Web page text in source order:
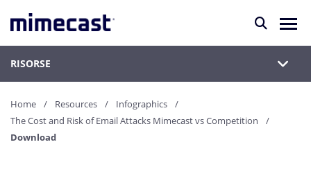
RISORSE
Home Resources
Infographics
The Cost and Risk of Email Attacks Mimecast vs Competition
Download